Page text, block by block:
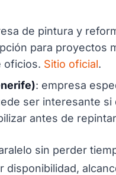
de pintura y
para proyectos
oficios. Sitio oficial.
: empresa
ser interesante
antes de
sin perder
disponibilidad,